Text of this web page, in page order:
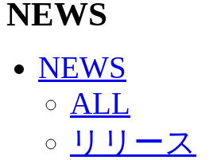
Jリーグ運営管理規定
写真・動画使用ガイドラ
SCHEDULE
2026/27
練習見学時のファンサー
TICKET
奈良クラブ明治安田J3リ
奈良クラブ明治安田Ｊ3
観戦ルール＆マナー
NEWS
NEWS
ALL
リリース